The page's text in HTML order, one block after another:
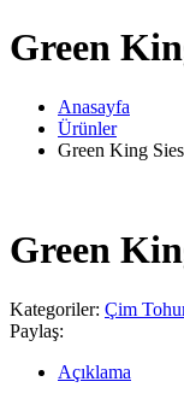
Green
Anasayfa
Ürünler
Green King
Green
Kategoriler: Çim
Paylaş:
Açıklama